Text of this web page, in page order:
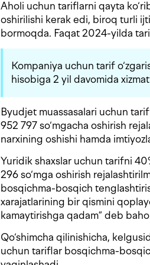
Aholi uchun tariflarni qayta
oshirilishi kerak edi, biroq turli
bormoqda. Faqat 2024-yilda
Kompaniya uchun tarif
hisobiga 2 yil davomida
Byudjet muassasalari uchun
952 797 so‘mgacha oshirish
narxining oshishi hamda
Yuridik shaxslar uchun tarifni
296 so‘mga oshirish
bosqichma-bosqich
xarajatlarining bir qismini
kamaytirishga qadam” deb
Qo‘shimcha qilinishicha,
uchun tariflar bosqichma-